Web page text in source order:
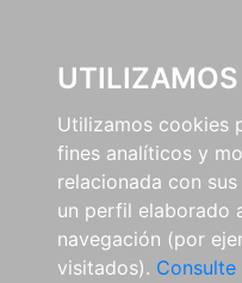
Utilizamos cookies
fines analíticos y
relacionada con
un perfil elaborado
navegación (por
visitados).